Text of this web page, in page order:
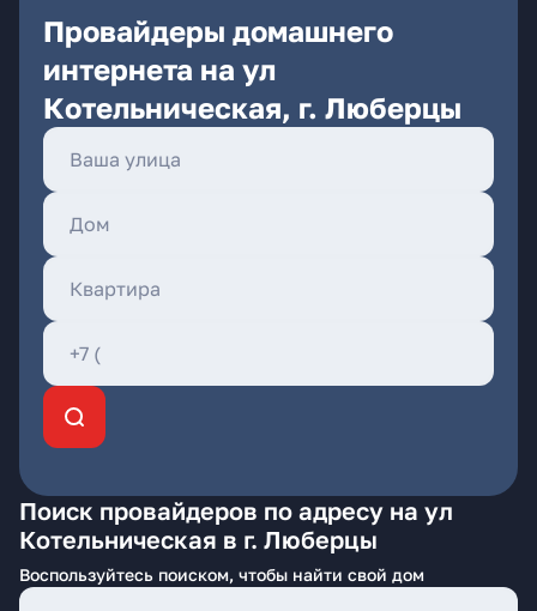
Провайдеры домашнего
интернета на ул
Котельническая, г. Люберцы
Поиск провайдеров по адресу на ул
Котельническая в г. Люберцы
Воспользуйтесь поиском, чтобы найти свой дом